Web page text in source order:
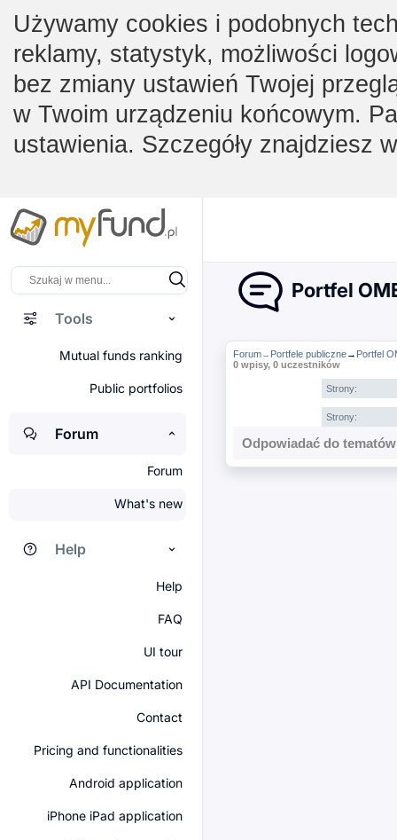
Używamy cookies i podobnych
reklamy, statystyk, możliwości
bez zmiany ustawień Twojej
w Twoim urządzeniu końcowym.
ustawienia. Szczegóły znajdziesz
Tools
Mutual funds ranking
Public portfolios
Forum
Forum
What's new
Help
Help
FAQ
UI tour
API Documentation
Contact
Pricing and functionalities
Android application
iPhone iPad application
Portfel
Forum→ Portfele publiczne→ Portfel
0 wpisy, 0 uczestników
Strony:
Strony:
Odpowiadać do